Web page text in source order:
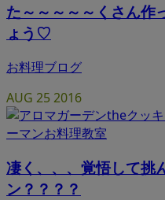
た～～～～～くさん作
ょう♡
お料理ブログ
AUG 252016
凄く、、、覚悟して挑
ン？？？？